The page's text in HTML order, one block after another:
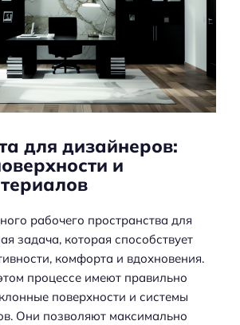
для дизайнеров:
и
рабочего пространства для
задача, которая способствует
комфорта и вдохновения.
процессе имеют правильно
поверхности и системы
Они позволяют максимально